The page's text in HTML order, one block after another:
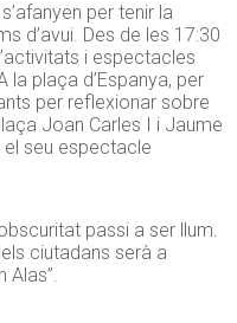
per tenir la
d’avui. Des de les 17:30
i espectacles
la plaça d’Espanya, per
per reflexionar sobre
Joan Carles I i Jaume
el seu espectacle
passi a ser llum.
ciutadans serà a
Alas”.